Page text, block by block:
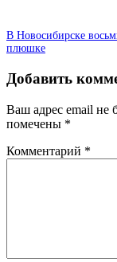
В Новосибирске
плюшке
Добавить
Ваш адрес email не
помечены *
Комментарий *